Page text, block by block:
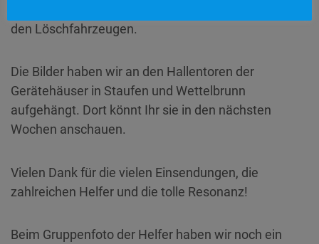
den Löschfahrzeugen.
Die Bilder haben wir an den Hallentoren der
Gerätehäuser in Staufen und Wettelbrunn
aufgehängt. Dort könnt Ihr sie in den nächsten
Wochen anschauen.
Vielen Dank für die vielen Einsendungen, die
zahlreichen Helfer und die tolle Resonanz!
Beim Gruppenfoto der Helfer haben wir noch ein